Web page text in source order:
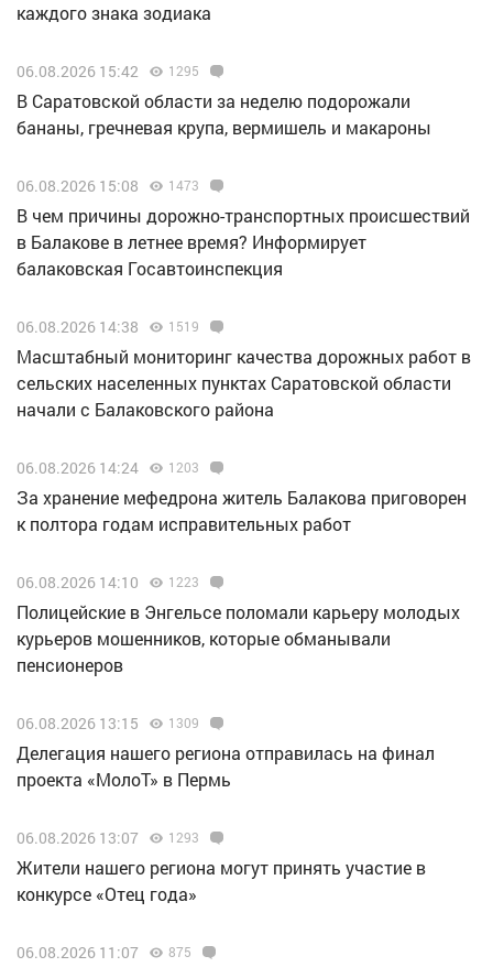
каждого знака зодиака
06.08.2026 15:42 1295
В Саратовской области за неделю подорожали
бананы, гречневая крупа, вермишель и макароны
06.08.2026 15:08 1473
В чем причины дорожно-транспортных происшествий
в Балакове в летнее время? Информирует
балаковская Госавтоинспекция
06.08.2026 14:38 1519
Масштабный мониторинг качества дорожных работ в
сельских населенных пунктах Саратовской области
начали с Балаковского района
06.08.2026 14:24 1203
За хранение мефедрона житель Балакова приговорен
к полтора годам исправительных работ
06.08.2026 14:10 1223
Полицейские в Энгельсе поломали карьеру молодых
курьеров мошенников, которые обманывали
пенсионеров
06.08.2026 13:15 1309
Делегация нашего региона отправилась на финал
проекта «МолоТ» в Пермь
06.08.2026 13:07 1293
Жители нашего региона могут принять участие в
конкурсе «Отец года»
06.08.2026 11:07 875